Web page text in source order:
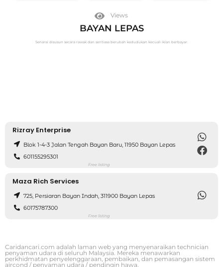
Views
BAYAN LEPAS
Senarai disusun secara rawak dan sentiasa berubah kedudukan kecuali iklan berbayar.
Rizray Enterprise
Blok 1-4-3 Jalan Tengah Bayan Baru, 11950 Bayan Lepas
601155295301
Free listing
Maza Rich Services
725, Persiaran Bayan Indah, 311900 Bayan Lepas
60175787300
Free listing
Caridancari.com adalah laman web yang menyenaraikan technician
penyaman udara di seluruh Malaysia. Mereka menawarkan
perkhidmatan penyelenggaraan, pembaikan, dan pemasangan sistem
aircond / penyaman udara / pendingin hawa.